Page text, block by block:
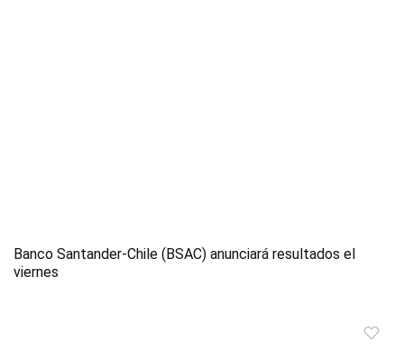
Banco Santander-Chile (BSAC) anunciará resultados el
viernes